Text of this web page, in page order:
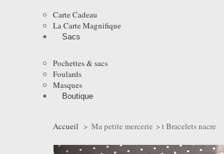
Carte Cadeau
La Carte Magnifique
Sacs
Pochettes & sacs
Foulards
Masques
Boutique
Accueil > Ma petite mercerie > t Bracelets nacre